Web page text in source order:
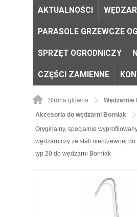
AKTUALNOŚCI
PARASOLE GRZEWCZE
SPRZĘT OGRODNICZY
CZĘŚCI ZAMIENNE
Strona główna
Wędzarnie
Akcesoria do wędzarni Borniak
Oryginalny, specjalnie
wędzarniczy ze stali nierdzewnej do
typ 20 do wędzarni Borniak